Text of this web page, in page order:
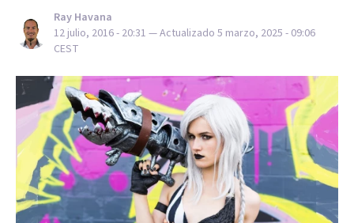
Ray Havana
12 julio, 2016 - 20:31 — Actualizado 5 marzo, 2025 - 09:06
CEST